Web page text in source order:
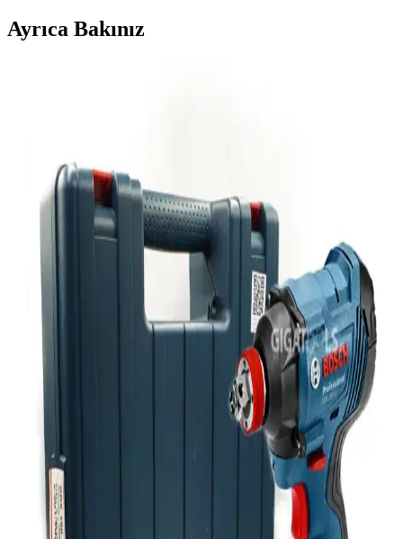
Ayrıca Bakınız
sayesinde nadiren gerçekleşir. Basit ayarlarla riskler azaltılabilir.
TP-Link'in Wi-Fi 8 Teknolojisi Denemeleri ve 2028'e
Kadar Beklenen Yaygınlaşma
TP-Link, Wi-Fi 8 teknolojisinde başarılı denemeler gerçekleştirdi.
Bu teknoloji, düşük gecikme ve yüksek güvenilirlik sunmayı
hedefliyor ancak yaygınlaşması 2028'e kadar sürecek. Altyapı ve
maliyet önemli faktörler.
8BitDo Pro 3 Kablosuz Oyun Kumandası:
Değiştirilebilir Tuşlar ve TMR Teknolojisiyle Yenilik
8BitDo Pro 3, değiştirilebilir ABXY tuşları ve dayanıklı TMR
joystick teknolojisiyle farklı platformlarda kişiselleştirilebilir oyun
deneyimi sunar. Batarya değişimi olmaması ve 250Hz anketleme
hızı bazı kullanıcılar için sınırlamalar oluşturabilir.
Ugreen CAT6 Yassı Ethernet Kablosu: Yüksek Hız
ve Dayanıklılık Sunan Pratik Bağlantı Çözümü